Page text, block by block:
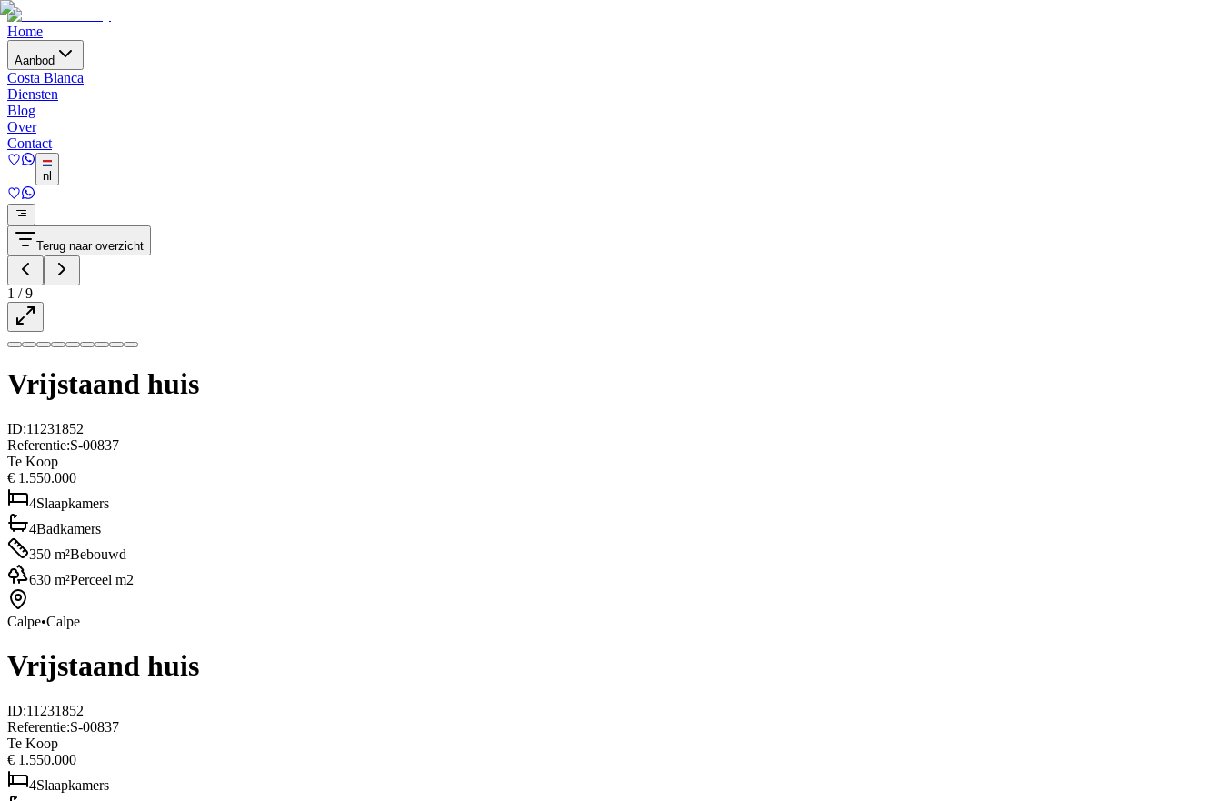
Home
Aanbod
Costa Blanca
Diensten
Blog
Over
Contact
nl
Terug naar overzicht
1 /9
Vrijstaand huis
ID:11231852
Referentie:S-00837
Te Koop
€ 1.550.000
4Slaapkamers
4Badkamers
350 m²Bebouwd
630 m²Perceel m2
Calpe•Calpe
Vrijstaand huis
ID:11231852
Referentie:S-00837
Te Koop
€ 1.550.000
4Slaapkamers